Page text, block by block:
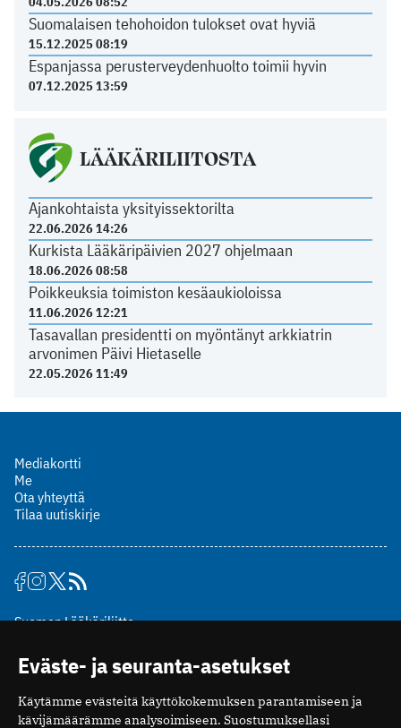
Suomalaisen tehohoidon tulokset ovat hyviä
15.12.2025 08:19
Espanjassa perusterveydenhuolto toimii hyvin
07.12.2025 13:59
LÄÄKÄRILIITOSTA
Ajankohtaista yksityissektorilta
22.06.2026 14:26
Kurkista Lääkäripäivien 2027 ohjelmaan
18.06.2026 08:58
Poikkeuksia toimiston kesäaukioloissa
11.06.2026 12:21
Tasavallan presidentti on myöntänyt arkkiatrin
arvonimen Päivi Hietaselle
22.05.2026 11:49
Mediakortti
Me
Ota yhteyttä
Tilaa uutiskirje
Suomen Lääkäriliitto
00510 Helsinki
puh. (09) 393 091
toimitus@potilaanlaakarilehti.fi
Eväste- ja seuranta-asetukset
Käytämme evästeitä käyttökokemuksen parantamiseen ja
kävijämäärämme analysoimiseen. Suostumuksellasi